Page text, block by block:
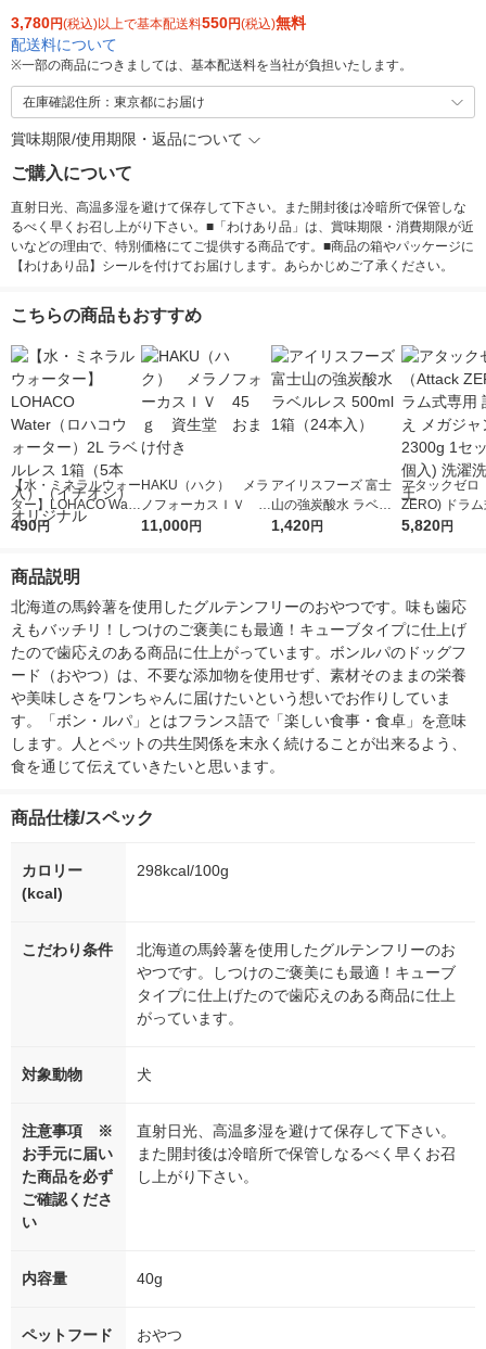
3,780円(税込)以上で基本配送料550円(税込)無料
配送料について
※一部の商品につきましては、基本配送料を当社が負担いたします。
在庫確認住所：東京都にお届け
賞味期限/使用期限・返品について
ご購入について
直射日光、高温多湿を避けて保存して下さい。また開封後は冷暗所で保管しな
るべく早くお召し上がり下さい。■「わけあり品」は、賞味期限・消費期限が近
いなどの理由で、特別価格にてご提供する商品です。■商品の箱やパッケージに
【わけあり品】シールを付けてお届けします。あらかじめご了承ください。
こちらの商品もおすすめ
【水・ミネラルウォー
ター】LOHACO Wate
r（ロハコウォータ
シ） オリジナル
490円
HAKU（ハク） メラ
ノフォーカスＩＶ 4
5ｇ 資生堂 おまけ
11,000円
アイリスフーズ 富士
山の強炭酸水 ラベル
レス 500ml 1箱（24
1,420円
アタックゼロ
ZERO) ドラ
詰め替え メガ
5,820円
商品説明
北海道の馬鈴薯を使用したグルテンフリーのおやつです。味も歯応
えもバッチリ！しつけのご褒美にも最適！キューブタイプに仕上げ
たので歯応えのある商品に仕上がっています。ボンルパのドッグフ
ード（おやつ）は、不要な添加物を使用せず、素材そのままの栄養
や美味しさをワンちゃんに届けたいという想いでお作りしていま
す。「ボン・ルパ」とはフランス語で「楽しい食事・食卓」を意味
します。人とペットの共生関係を末永く続けることが出来るよう、
食を通じて伝えていきたいと思います。
商品仕様/スペック
カロリー
(kcal)
298kcal/100g
こだわり条件
北海道の馬鈴薯を使用したグルテンフリーのお
やつです。しつけのご褒美にも最適！キューブ
タイプに仕上げたので歯応えのある商品に仕上
がっています。
対象動物 犬
注意事項 ※
お手元に届い
た商品を必ず
ご確認くださ
い
直射日光、高温多湿を避けて保存して下さい。
また開封後は冷暗所で保管しなるべく早くお召
し上がり下さい。
内容量 40g
ペットフード おやつ